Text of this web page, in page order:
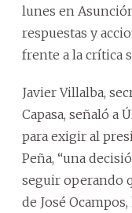
lunes en
respuestas y
frente a la crítica
Javier Villalba,
Capasa, señaló a
para exigir al
Peña, “una
seguir operando
de José